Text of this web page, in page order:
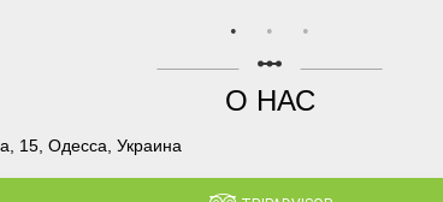
linear_scale
О НАС
15, Одесса, Украина